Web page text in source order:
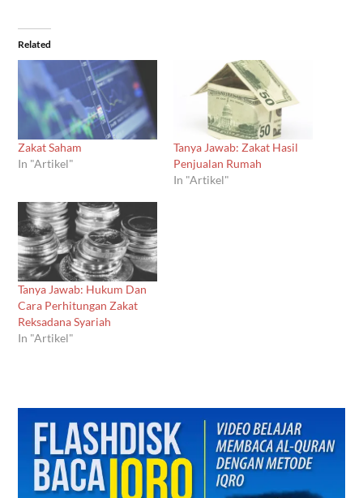
Related
Zakat Saham
In "Artikel"
Tanya Jawab: Zakat Hasil
Penjualan Rumah
In "Artikel"
Tanya Jawab: Hukum Dan
Cara Perhitungan Zakat
Reksadana Syariah
In "Artikel"